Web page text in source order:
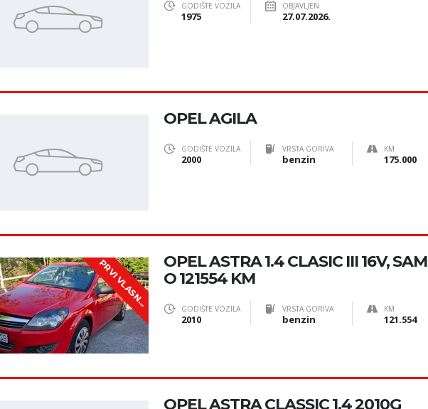
GODIŠTE VOZILA
1975
OBJAVLJEN
27.07.2026.
OPEL AGILA
GODIŠTE VOZILA
2000
VRSTA GORIVA
benzin
KM
175.000
P
R
V
I
V
L
A
S
N
I
K
OPEL ASTRA 1.4 CLASIC III 16V, SAM
O 121554 KM
GODIŠTE VOZILA
2010
VRSTA GORIVA
benzin
KM
121.554
OPEL ASTRA CLASSIC 1.4 2010G